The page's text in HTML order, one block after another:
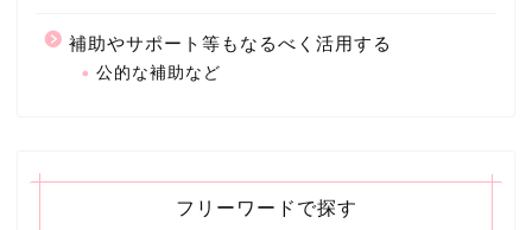
補助やサポート等もなるべく活用する
公的な補助など
フリーワードで探す